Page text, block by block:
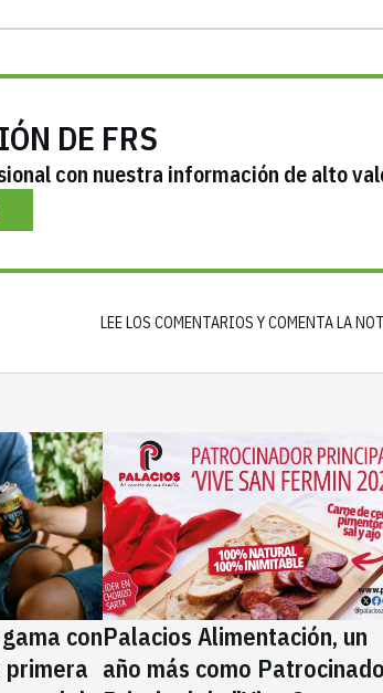
DE FRS
con nuestra información de alto
LEE LOS COMENTARIOS Y COMENTA LA
con
primera
Palacios Alimentación, un
año más como